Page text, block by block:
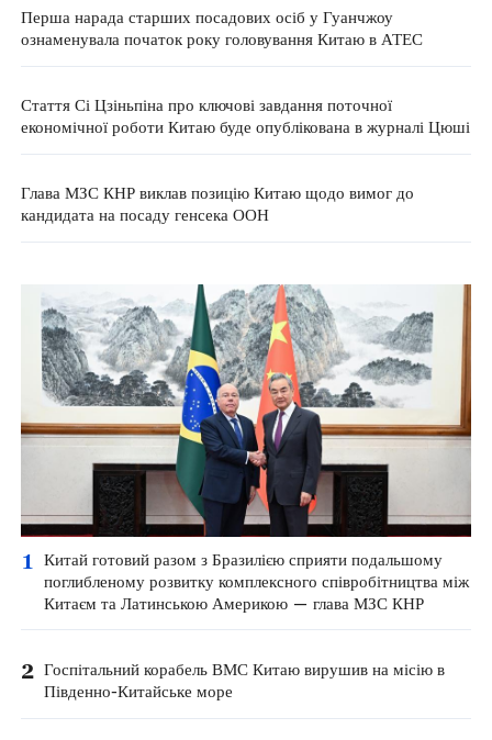
Перша нарада старших посадових осіб у Гуанчжоу
ознаменувала початок року головування Китаю в АТЕС
Стаття Сі Цзіньпіна про ключові завдання поточної
економічної роботи Китаю буде опублікована в журналі Цюші
Глава МЗС КНР виклав позицію Китаю щодо вимог до
кандидата на посаду генсека ООН
1
Китай готовий разом з Бразилією сприяти подальшому
поглибленому розвитку комплексного співробітництва між
Китаєм та Латинською Америкою — глава МЗС КНР
2 Госпітальний корабель ВМС Китаю вирушив на місію в
Південно-Китайське море